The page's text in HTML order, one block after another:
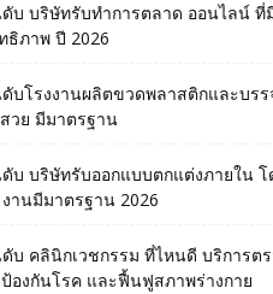
บ บริษัทรับทำการตลาด ออนไลน์ ที่
ธิภาพ ปี 2026
ดับโรงงานผลิตขวดพลาสติกและบร
วย มีมาตรฐาน
บ บริษัทรับออกแบบตกแต่งภายใน โ
านมีมาตรฐาน 2026
บ คลินิกเวชกรรม ที่ไหนดี บริการต
องกันโรค และฟื้นฟูสภาพร่างกาย